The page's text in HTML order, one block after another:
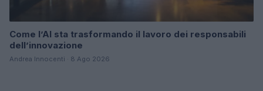
Come l’AI sta trasformando il lavoro dei responsabili
dell’innovazione
Andrea Innocenti · 8 Ago 2026